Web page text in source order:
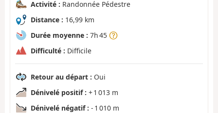
Activité : Randonnée Pédestre
Distance : 16,99 km
Durée moyenne : 7h 45
Difficulté : Difficile
Retour au départ : Oui
Dénivelé positif : + 1 013 m
Dénivelé négatif : - 1 010 m